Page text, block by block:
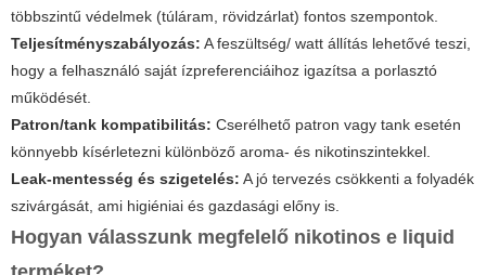
többszintű védelmek (túláram, rövidzárlat) fontos szempontok.
Teljesítményszabályozás: A feszültség/ watt állítás lehetővé teszi,
hogy a felhasználó saját ízpreferenciáihoz igazítsa a porlasztó
működését.
Patron/tank kompatibilitás: Cserélhető patron vagy tank esetén
könnyebb kísérletezni különböző aroma- és nikotinszintekkel.
Leak-mentesség és szigetelés: A jó tervezés csökkenti a folyadék
szivárgását, ami higiéniai és gazdasági előny is.
Hogyan válasszunk megfelelő nikotinos e liquid